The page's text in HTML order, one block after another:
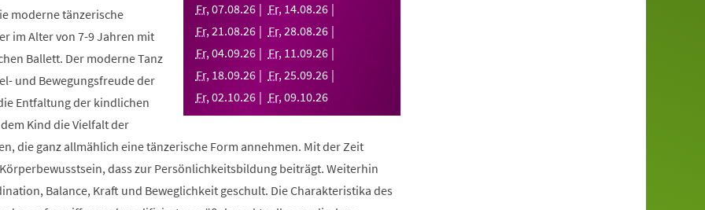
Tab)
Fr,07.08.26 Fr, 14.08.26
Fr,21.08.26 Fr,28.08.26
Fr,04.09.26 Fr, 11.09.26
Fr, 18.09.26 Fr,25.09.26
Fr,02.10.26 Fr,09.10.26
moderne tänzerische
im Alter von 7-9 Jahren mit
Ballett. Der moderne Tanz
und Bewegungsfreude der
Entfaltung der kindlichen
Kind die Vielfalt der
die ganz allmählich eine tänzerische Form annehmen. Mit der Zeit
dass zur Persönlichkeitsbildung beiträgt. Weiterhin
Balance, Kraft und Beweglichkeit geschult. Die Charakteristika des